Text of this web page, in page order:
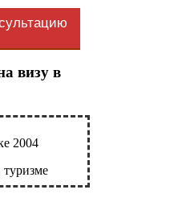
визу в
туризме